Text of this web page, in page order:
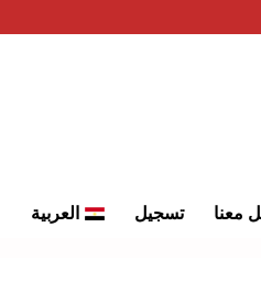
معنا تسجيل العربية